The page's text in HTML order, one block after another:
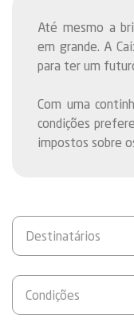
Até mesmo a
em grande. A
para ter um
Com uma
condições
impostos sobre
Destinatários
Condições